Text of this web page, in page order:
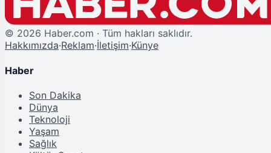
© 2026 Haber.com · Tüm hakları saklıdır.
Hakkımızda·Reklam·İletişim·Künye
Haber
Son Dakika
Dünya
Teknoloji
Yaşam
Sağlık